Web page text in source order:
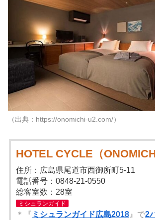
（出典：https://onomichi-u2.com/）
HOTEL CYCLE（
住所：広島県尾道市西御所町5-11
電話番号：0848-21-0550
総客室数：28室
ミシュランガイド
＊『 ミシュランガイド広島2018 』で2